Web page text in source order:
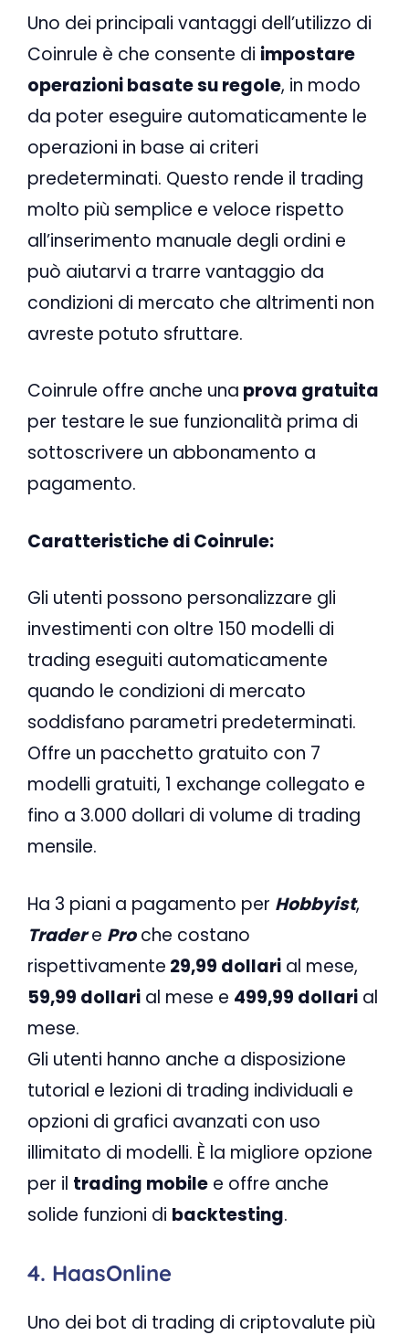
Uno dei principali vantaggi dell’utilizzo di
Coinrule è che consente di impostare
operazioni basate su regole, in modo
da poter eseguire automaticamente le
operazioni in base ai criteri
predeterminati. Questo rende il trading
molto più semplice e veloce rispetto
all’inserimento manuale degli ordini e
può aiutarvi a trarre vantaggio da
condizioni di mercato che altrimenti non
avreste potuto sfruttare.
Coinrule offre anche una prova gratuita
per testare le sue funzionalità prima di
sottoscrivere un abbonamento a
pagamento.
Caratteristiche di Coinrule:
Gli utenti possono personalizzare gli
investimenti con oltre 150 modelli di
trading eseguiti automaticamente
quando le condizioni di mercato
soddisfano parametri predeterminati.
Offre un pacchetto gratuito con 7
modelli gratuiti, 1 exchange collegato e
fino a 3.000 dollari di volume di trading
mensile.
Ha 3 piani a pagamento per Hobbyist,
Trader e Pro che costano
rispettivamente 29,99 dollari al mese,
59,99 dollari al mese e 499,99 dollari al
mese.
Gli utenti hanno anche a disposizione
tutorial e lezioni di trading individuali e
opzioni di grafici avanzati con uso
illimitato di modelli. È la migliore opzione
per il trading mobile e offre anche
solide funzioni di backtesting.
4. HaasOnline
Uno dei bot di trading di criptovalute più